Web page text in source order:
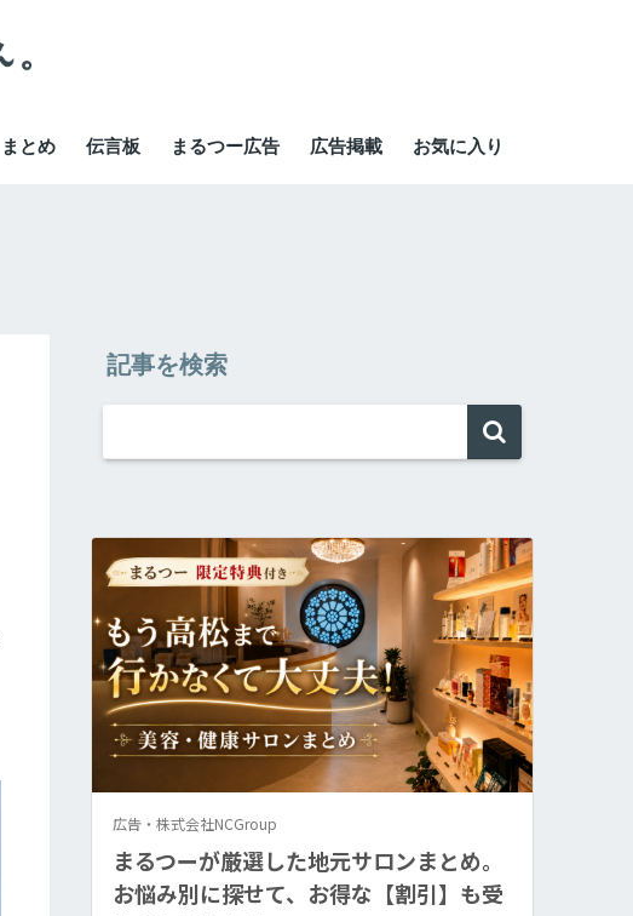
まとめ 伝言板 まるつー広告 広告掲載 お気に入り
記事を検索